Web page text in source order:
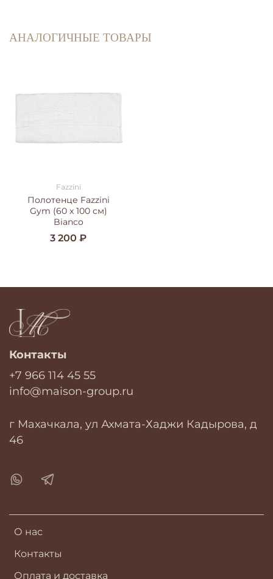
АНАЛОГИЧНЫЕ ТОВАРЫ
Fazzini
Полотенце Fazzini
Gym (60 x 100 см)
Bianco
3 200 ₽
О нас
Контакты
Оплата и доставка
Контакты
+7 966 114 45 55
info@maison-group.ru
г Махачкала, ул Ахмата-Хаджи Кадырова, д
46